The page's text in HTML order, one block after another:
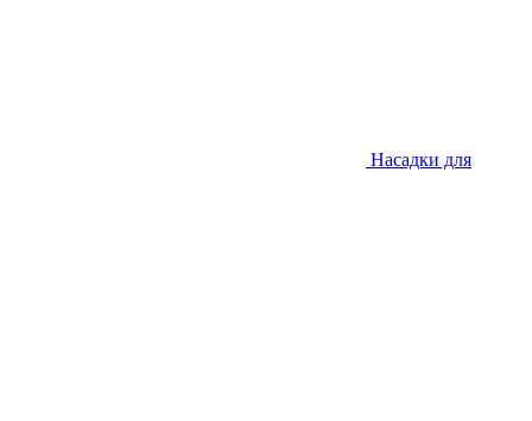
Насадки для